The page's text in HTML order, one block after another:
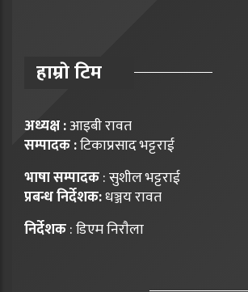
हाम्राे टिम
अध्यक्ष :आइबी रावत
सम्पादक :टिकाप्रसाद भट्टराई
भाषा सम्पादक: सुशील भट्टराई
प्रबन्ध निर्देशक:धञ्जय रावत
निर्देशक: डिएम निराैला